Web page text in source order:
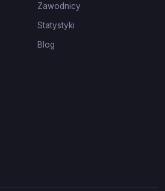
Zawodnicy
Statystyki
Blog